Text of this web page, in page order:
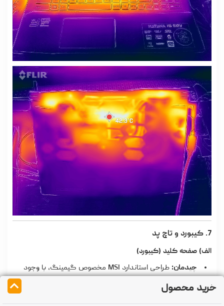
خرید محصول
7. کیبورد و تاچ پد
الف) صفحه کلید (کیبورد)
چیدمان:
طراحی استاندارد MSI مخصوص گیمینگ، با وجود
بخش NumPad در سمت راست، کلیدهای جهت (Arrow) با اندازه